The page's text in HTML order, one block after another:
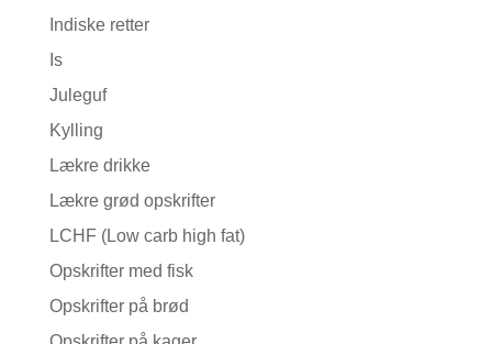
Indiske retter
Is
Juleguf
Kylling
Lækre drikke
Lækre grød opskrifter
LCHF (Low carb high fat)
Opskrifter med fisk
Opskrifter på brød